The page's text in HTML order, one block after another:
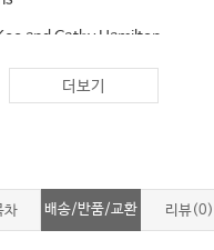
and Cathy Hamilton
reaction
더보기
차 배송/반품/교환 리뷰(0)